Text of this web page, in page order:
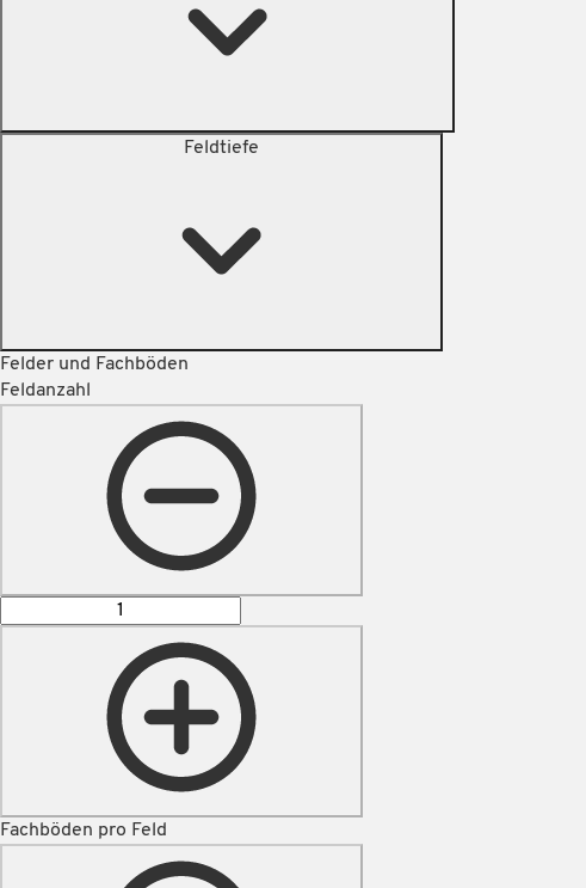
Feldtiefe
Felder und Fachböden
Feldanzahl
Fachböden pro Feld